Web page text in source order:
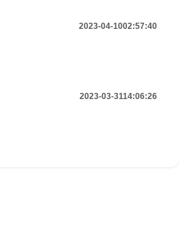
2023-04-1002:57:40
2023-03-3114:06:26